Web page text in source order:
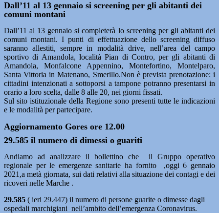
Dall’11 al 13 gennaio si screening per gli abitanti dei
comuni montani
Dall’11 al 13 gennaio si completerà lo screening per gli abitanti dei
comuni montani. I punti di effettuazione dello screening diffuso
saranno allestiti, sempre in modalità drive, nell’area del campo
sportivo di Amandola, località Pian di Contro, per gli abitanti di
Amandola, Monfalcone Appennino, Montefortino, Montelparo,
Santa Vittoria in Matenano, Smerillo.Non è prevista prenotazione: i
cittadini intenzionati a sottoporsi a tampone potranno presentarsi in
orario a loro scelta, dalle 8 alle 20, nei giorni fissati.
Sul sito istituzionale della Regione sono presenti tutte le indicazioni
e le modalità per partecipare.
Aggiornamento Gores ore 12.00
29.585 il numero di dimessi o guariti
Andiamo ad analizzare il bollettino che il Gruppo operativo
regionale per le emergenze sanitarie ha fornito ,oggi 6 gennaio
2021,a metà giornata, sui dati relativi alla situazione dei contagi e dei
ricoveri nelle Marche .
29.585 ( ieri 29.447) il numero di persone guarite o dimesse dagli
ospedali marchigiani nell’ambito dell’emergenza Coronavirus.